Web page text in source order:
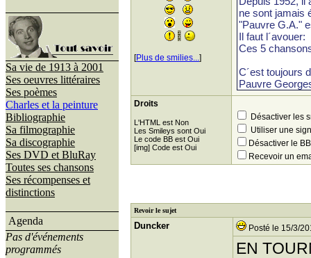
Sa vie de 1913 à 2001
Ses oeuvres littéraires
Ses poèmes
Charles et la peinture
Bibliographie
Sa filmographie
Sa discographie
Ses DVD et BluRay
Toutes ses chansons
Ses récompenses et
distinctions
Agenda
Pas d'événements
programmés
[Plus de smilies...]
Droits
L'HTML est Non
Les Smileys sont Oui
Le code BB est Oui
[img] Code est Oui
Désactiver les
Utiliser une
Désactiver le
Recevoir un
Revoir le sujet
Duncker Posté le 15/3/
EN